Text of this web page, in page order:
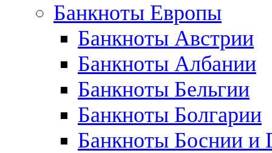
Банкноты Европы
Банкноты Австрии
Банкноты Албании
Банкноты Бельгии
Банкноты Болгарии
Банкноты Боснии и